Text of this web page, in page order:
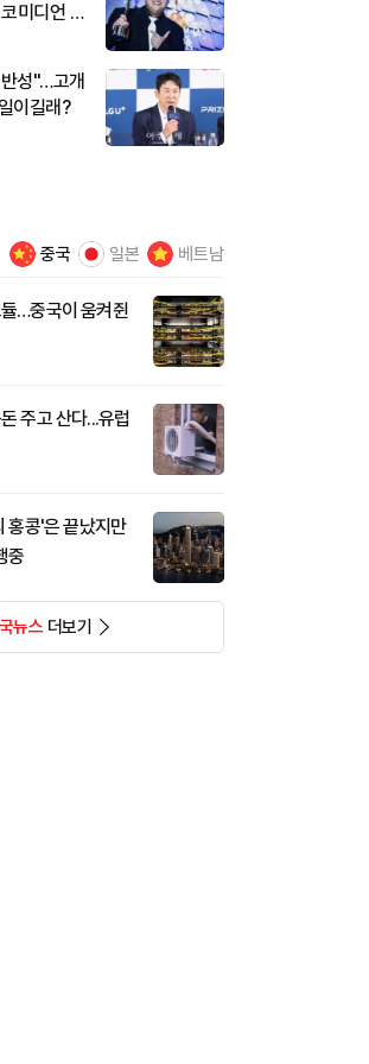
미디언 김
성"…고개
이길래?
중국 일본 베트남
…중국이 움켜쥔
주고 산다...유럽
홍콩'은 끝났지만
중
뉴스더보기